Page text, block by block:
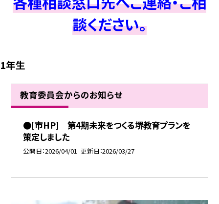
談ください。
1年生
教育委員会からのお知らせ
●[市HP] 第4期未来をつくる堺教育プランを
策定しました
公開日 2026/04/01 更新日 2026/03/27